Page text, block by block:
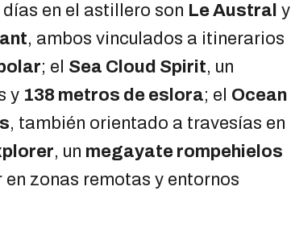
en el astillero son Le Austral y
, ambos vinculados a itinerarios
; el Sea Cloud Spirit, un
y 138 metros de eslora; el Ocean
, también orientado a travesías en
, un megayate rompehielos
zonas remotas y entornos